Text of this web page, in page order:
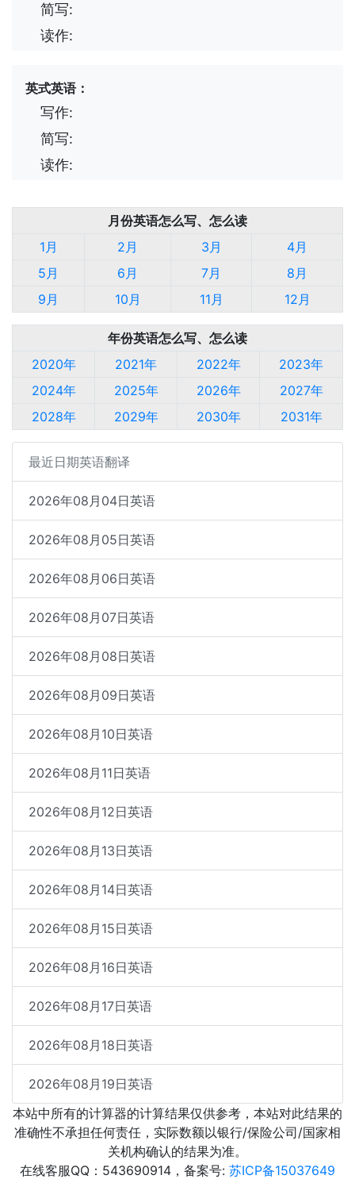
简写:
读作:
英式英语：
写作:
简写:
读作:
月份英语怎么写、怎么读
1月
2月 3月
4月
5月
6月 7月
8月
9月
10月 11月 12月
年份英语怎么写、怎么读
2020年
2021年 2022年
2023年
2024年
2025年 2026年
2027年
2028年
2029年 2030年 2031年
最近日期英语翻译
2026年08月04日英语
2026年08月05日英语
2026年08月06日英语
2026年08月07日英语
2026年08月08日英语
2026年08月09日英语
2026年08月10日英语
2026年08月11日英语
2026年08月12日英语
2026年08月13日英语
2026年08月14日英语
2026年08月15日英语
2026年08月16日英语
2026年08月17日英语
2026年08月18日英语
2026年08月19日英语
本站中所有的计算器的计算结果仅供参考，本站对此结果的
准确性不承担任何责任，实际数额以银行/保险公司/国家相
关机构确认的结果为准。
在线客服QQ：543690914，备案号: 苏ICP备15037649